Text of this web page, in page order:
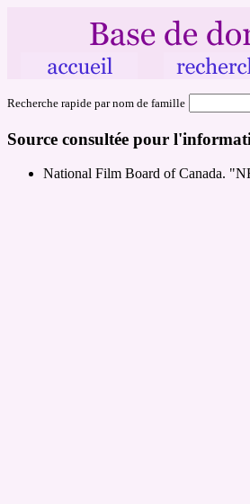
Recherche rapide par nom de famille
Source consultée pour
National Film Board of Canada.